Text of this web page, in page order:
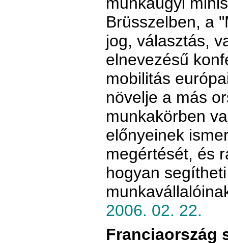
Brüsszelben, a
jog, választás,
elnevezésű
mobilitás
növelje a más
munkakörben
előnyeinek
megértését, és
hogyan
2006. 02. 22.
Franciaország